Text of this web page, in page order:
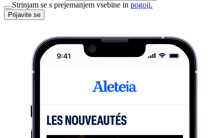
Strinjam se s prejemanjem vsebine in pogoji.
Prijavite se